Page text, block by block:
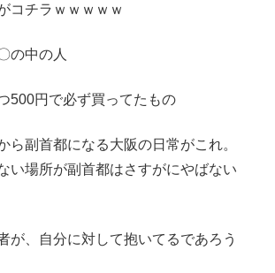
コチラｗｗｗｗｗ
の中の人
500円で必ず買ってたもの
ら副首都になる大阪の日常がこれ。
い場所が副首都はさすがにやばない
が、自分に対して抱いてるであろう